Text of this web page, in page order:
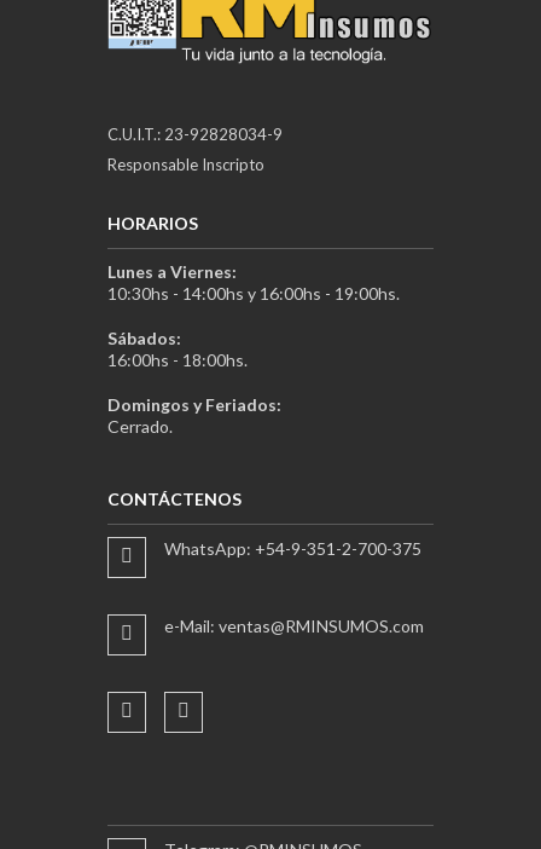
C.U.I.T.: 23-92828034-9
Responsable Inscripto
HORARIOS
Lunes a Viernes:
10:30hs - 14:00hs y 16:00hs - 19:00hs.
Sábados:
16:00hs - 18:00hs.
Domingos y Feriados:
Cerrado.
CONTÁCTENOS
WhatsApp: +54-9-351-2-700-375
e-Mail: ventas@RMINSUMOS.com